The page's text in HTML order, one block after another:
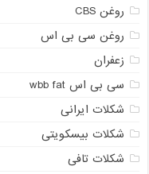
روغن CBS
روغن سی بی اس
زعفران
سی بی اس wbb fat
شکلات ایرانی
شکلات بیسکویتی
شکلات تافی